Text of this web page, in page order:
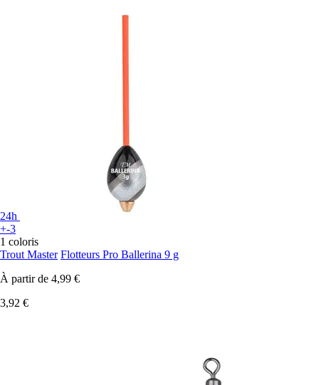
24h
+-3
1 coloris
Trout Master Flotteurs Pro Ballerina 9 g
À partir de 4,99 €
3,92 €